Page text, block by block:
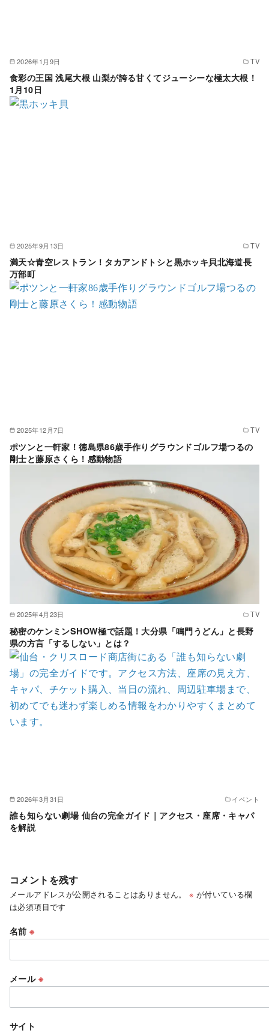
2026年1月9日 TV
食彩の王国 浅尾大根 山梨が誇る甘くてジューシーな極太大根！
1月10日
2025年9月13日 TV
満天☆青空レストラン！タカアンドトシと黒ホッキ貝北海道長
万部町
2025年12月7日 TV
ポツンと一軒家！徳島県86歳手作りグラウンドゴルフ場つるの
剛士と藤原さくら！感動物語
2025年4月23日 TV
秘密のケンミンSHOW極で話題！大分県「鳴門うどん」と長野
県の方言「するしない」とは？
2026年3月31日 イベント
誰も知らない劇場 仙台の完全ガイド｜アクセス・座席・キャパ
を解説
コメントを残す
メールアドレスが公開されることはありません。 ※ が付いている欄
は必須項目です
名前※
メール ※
サイト